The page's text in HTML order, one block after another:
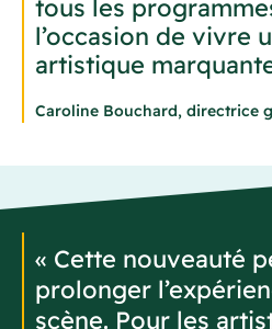
tous les
l’occasion de vivre
artistique
Caroline Bouchard, directrice
« Cette nouveauté
prolonger
scène. Pour les